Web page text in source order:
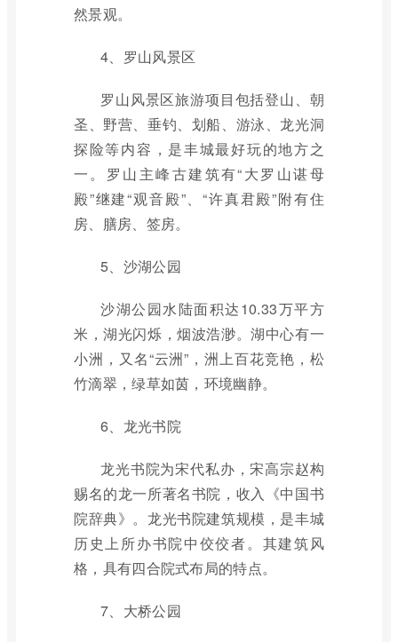
然景观。
4、罗山风景区
罗山风景区旅游项目包括登山、朝
圣、野营、垂钓、划船、游泳、龙光洞
探险等内容，是丰城最好玩的地方之
一。罗山主峰古建筑有“大罗山谌母
殿”继建“观音殿”、“许真君殿”附有住
房、膳房、签房。
5、沙湖公园
沙湖公园水陆面积达10.33万平方
米，湖光闪烁，烟波浩渺。湖中心有一
小洲，又名“云洲”，洲上百花竞艳，松
竹滴翠，绿草如茵，环境幽静。
6、龙光书院
龙光书院为宋代私办，宋高宗赵构
赐名的龙一所著名书院，收入《中国书
院辞典》。龙光书院建筑规模，是丰城
历史上所办书院中佼佼者。其建筑风
格，具有四合院式布局的特点。
7、大桥公园